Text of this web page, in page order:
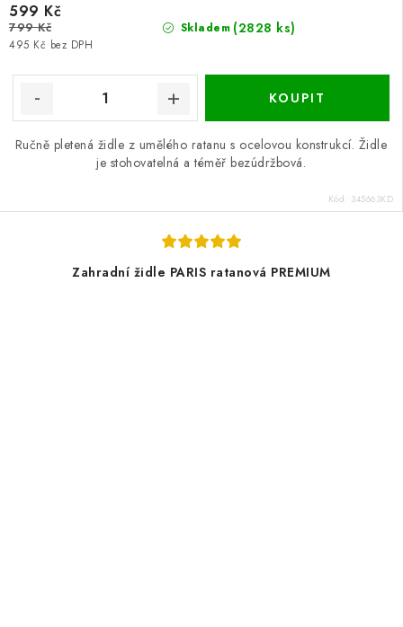
Skladem (2828 ks)
495 Kč bez DPH
599 Kč
799 Kč
Ručně pletená židle z umělého ratanu s ocelovou konstrukcí. Židle
je stohovatelná a téměř bezúdržbová.
Kód: 345663KD
Zahradní židle PARIS ratanová PREMIUM